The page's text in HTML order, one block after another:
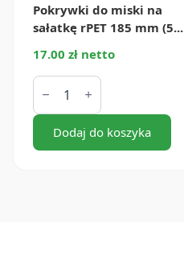
Pokrywki do miski na
sałatkę rPET 185 mm (5...
17.00 zł netto
ilość
Pokrywki
do
miski
sałatkę
Dodaj do koszyka